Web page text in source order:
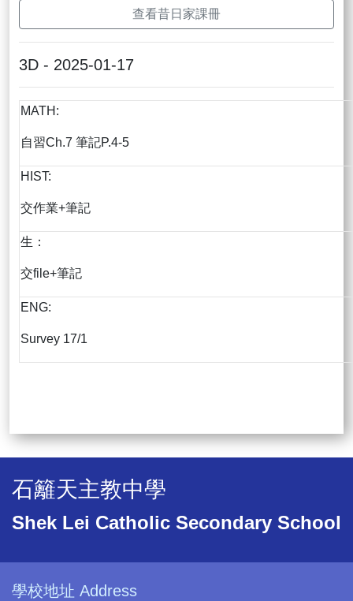
查看昔日家課冊
3D - 2025-01-17
MATH:
自習Ch.7 筆記P.4-5
HIST:
交作業+筆記
生：
交file+筆記
ENG:
Survey 17/1
石籬天主教中學
Shek Lei Catholic Secondary School
學校地址 Address